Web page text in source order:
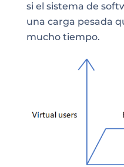
si el sistema de
una carga pesada
mucho tiempo.